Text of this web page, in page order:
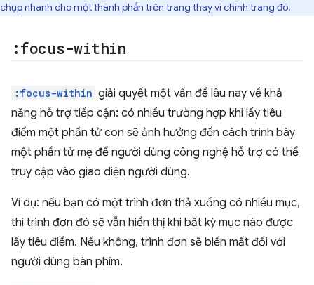
chụp nhanh cho một thành phần trên trang thay vì chính trang đó.
:focus-within
:focus-within giải quyết một vấn đề lâu nay về khả
năng hỗ trợ tiếp cận: có nhiều trường hợp khi lấy tiêu
điểm một phần tử con sẽ ảnh hưởng đến cách trình bày
một phần tử mẹ để người dùng công nghệ hỗ trợ có thể
truy cập vào giao diện người dùng.
Ví dụ: nếu bạn có một trình đơn thả xuống có nhiều mục,
thì trình đơn đó sẽ vẫn hiển thị khi bất kỳ mục nào được
lấy tiêu điểm. Nếu không, trình đơn sẽ biến mất đối với
người dùng bàn phím.